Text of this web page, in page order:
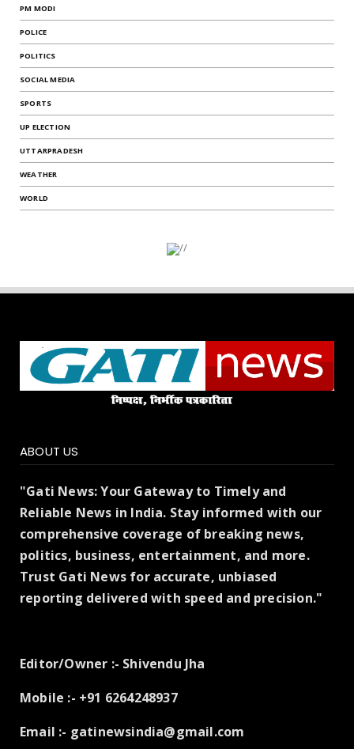
PM MODI
POLICE
POLITICS
SOCIAL MEDIA
SPORTS
UP ELECTION
UTTARPRADESH
WEATHER
WORLD
ABOUT US
"Gati News: Your Gateway to Timely and
Reliable News in India. Stay informed with our
comprehensive coverage of breaking news,
politics, business, entertainment, and more.
Trust Gati News for accurate, unbiased
reporting delivered with speed and precision."
Editor/Owner :- Shivendu Jha
Mobile :- +91 6264248937
Email :- gatinewsindia@gmail.com